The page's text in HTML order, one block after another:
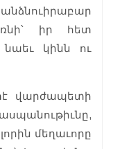
իր հետ
կինն ու
վարժապետի
մեղաւորը